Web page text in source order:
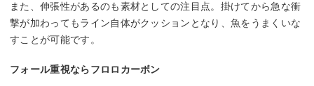
また、伸張性があるのも素材としての注目点。掛けてから急な衝
撃が加わってもライン自体がクッションとなり、魚をうまくいな
すことが可能です。
フォール重視ならフロロカーボン